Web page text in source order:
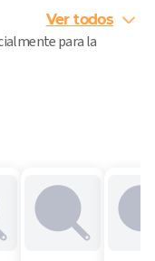
Ver todos
para la